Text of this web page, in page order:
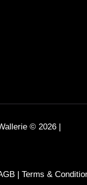
© 2026 |
| Terms &